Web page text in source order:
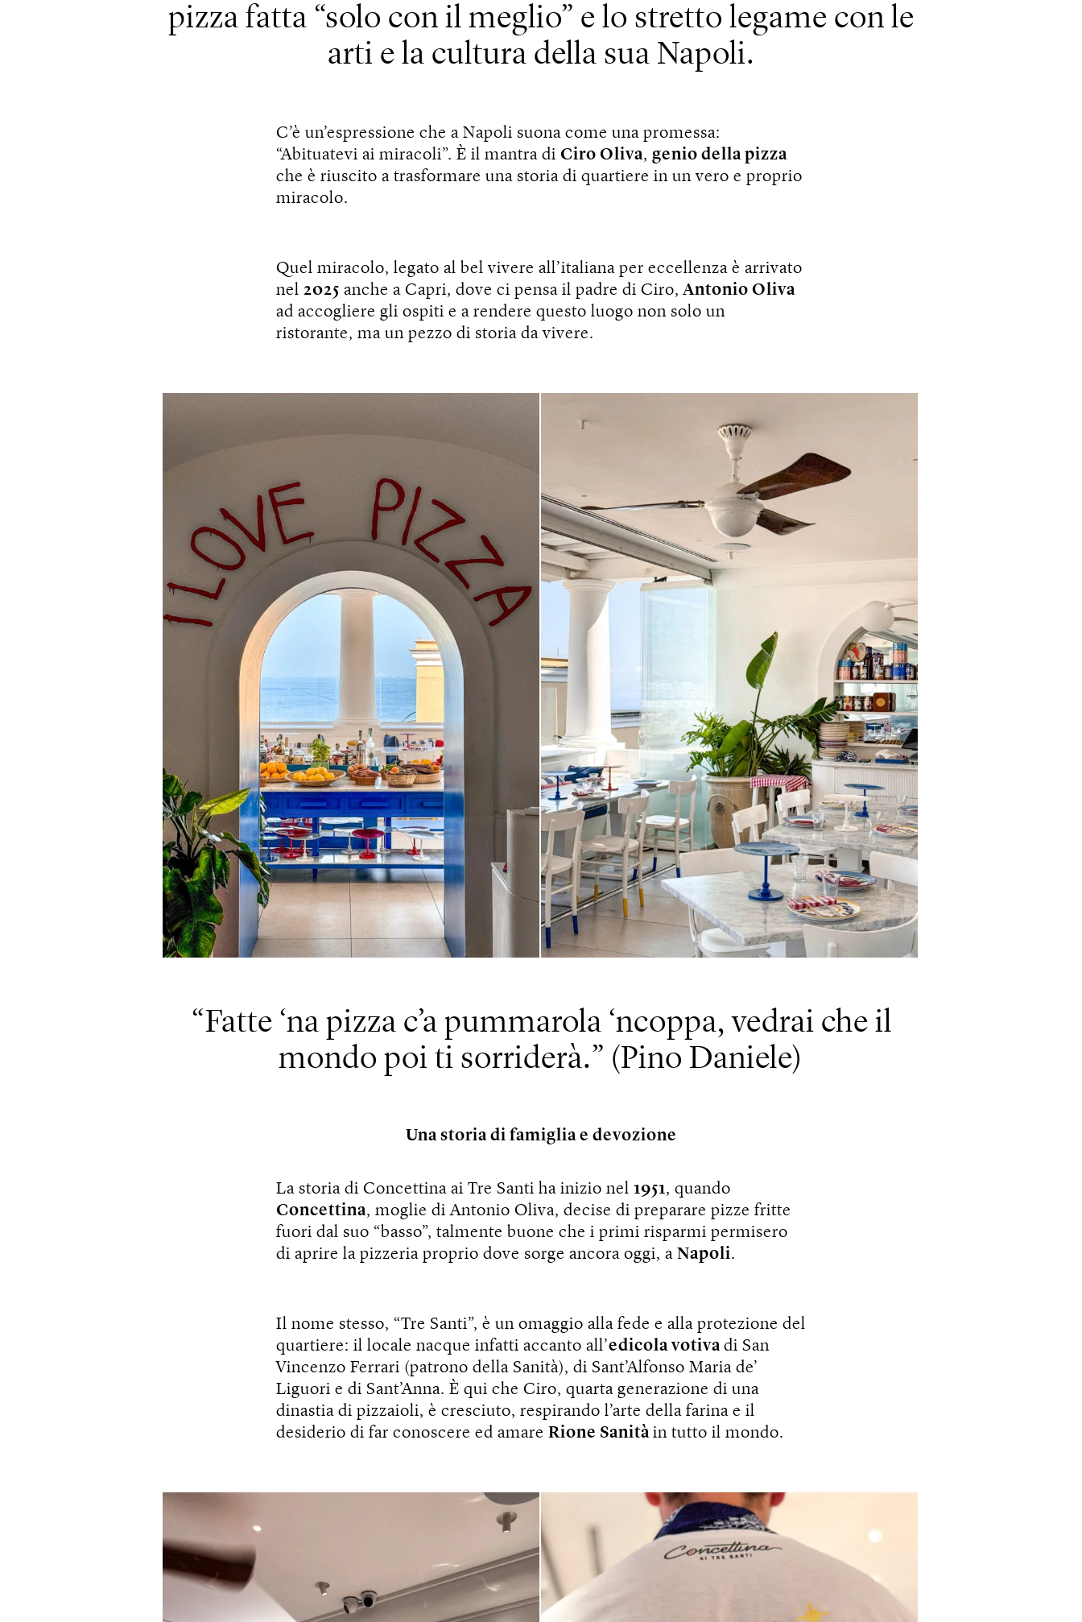
pizza fatta “solo con il meglio” e lo stretto legame con le
arti e la cultura della sua Napoli.
C’è un’espressione che a Napoli suona come una promessa:
“Abituatevi ai miracoli”. È il mantra di Ciro Oliva, genio della pizza
che è riuscito a trasformare una storia di quartiere in un vero e proprio
miracolo.
Quel miracolo, legato al bel vivere all’italiana per eccellenza è arrivato
nel 2025 anche a Capri, dove ci pensa il padre di Ciro, Antonio Oliva
ad accogliere gli ospiti e a rendere questo luogo non solo un
ristorante, ma un pezzo di storia da vivere.
Fatte ‘na pizza c’a pummarola ‘ncoppa, vedrai che il
mondo poi ti sorriderà.
(Pino Daniele)
Una storia di famiglia e devozione
La storia di Concettina ai Tre Santi ha inizio nel 1951, quando
Concettina, moglie di Antonio Oliva, decise di preparare pizze fritte
fuori dal suo “basso”, talmente buone che i primi risparmi permisero
di aprire la pizzeria proprio dove sorge ancora oggi, a Napoli.
Il nome stesso, “Tre Santi”, è un omaggio alla fede e alla protezione del
quartiere: il locale nacque infatti accanto all’edicola votivadi San
Vincenzo Ferrari (patrono della Sanità), di Sant’Alfonso Maria de’
Liguori e di Sant’Anna. È qui che Ciro, quarta generazione di una
dinastia di pizzaioli, è cresciuto, respirando l’arte della farina e il
desiderio di far conoscere ed amare Rione Sanitàin tutto il mondo.